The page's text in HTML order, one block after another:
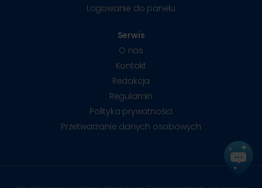
Logowanie do panelu
Serwis
O nas
Kontakt
Redakcja
Regulamin
Polityka prywatności
Przetwarzanie danych osobowych